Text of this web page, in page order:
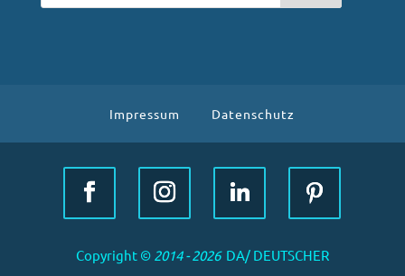
Impressum Datenschutz
Copyright © 2014 - 2026DA/ DEUTSCHER